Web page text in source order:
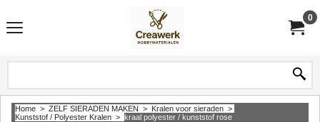
0
Home > ZELF SIERADEN MAKEN > Kralen voor sieraden >
Kunststof / Polyester Kralen > kraal polyester / kunststof rose